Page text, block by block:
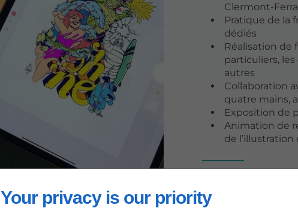
Your privacy is our priority
Clermont-
Pratique de la
dédiés
Réalisation de
particuliers,
autres
Collaboration
quatre mains,
Exposition de
Animation de
de
Innover dans
sont mes